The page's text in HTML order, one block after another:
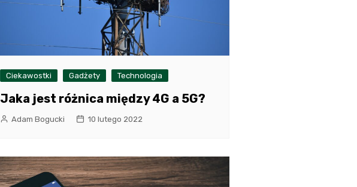
Ciekawostki Gadżety Technologia
Jaka jest różnica między 4G a 5G?
Adam Bogucki 10 lutego 2022